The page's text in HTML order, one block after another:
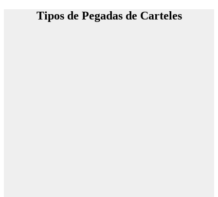
Tipos de Pegadas de Carteles